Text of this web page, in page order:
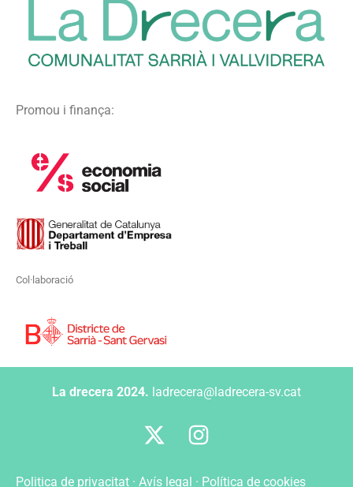
Promou i finança:
Col·laboració
La drecera 2024. ladrecera@ladrecera-sv.cat
Politica de privacitat · Avís legal · Política de cookies